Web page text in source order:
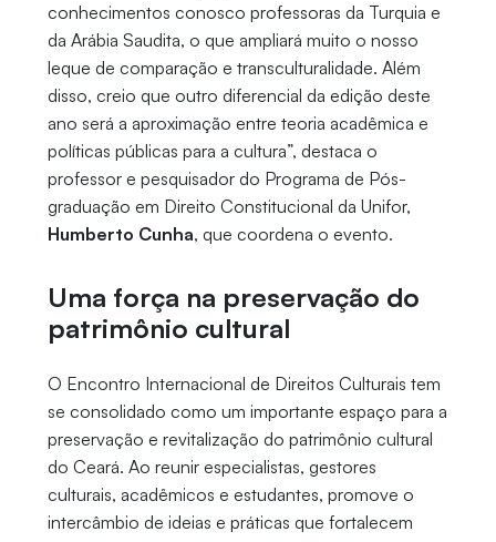
conhecimentos conosco professoras da Turquia e
da Arábia Saudita, o que ampliará muito o nosso
leque de comparação e transculturalidade. Além
disso, creio que outro diferencial da edição deste
ano será a aproximação entre teoria acadêmica e
políticas públicas para a cultura”, destaca o
professor e pesquisador do Programa de Pós-
graduação em Direito Constitucional da Unifor,
Humberto Cunha, que coordena o evento.
Uma força na preservação do
patrimônio cultural
O Encontro Internacional de Direitos Culturais tem
se consolidado como um importante espaço para a
preservação e revitalização do patrimônio cultural
do Ceará. Ao reunir especialistas, gestores
culturais, acadêmicos e estudantes, promove o
intercâmbio de ideias e práticas que fortalecem